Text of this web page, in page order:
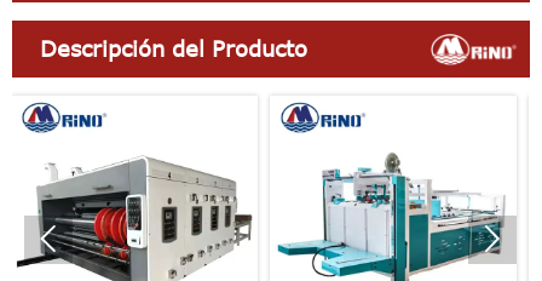
Descripción del Producto
 